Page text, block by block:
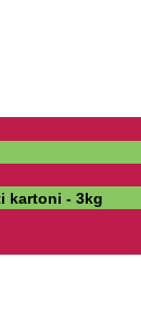
kartoni - 3kg